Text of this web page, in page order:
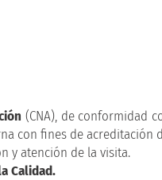
(CNA), de conformidad
con fines de acreditación
y atención de la visita.
Calidad.